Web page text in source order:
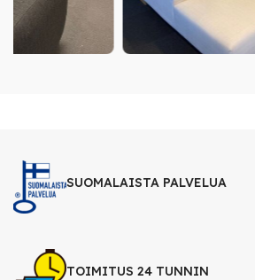
SUOMALAISTA PALVELUA
TOIMITUS 24 TUNNIN